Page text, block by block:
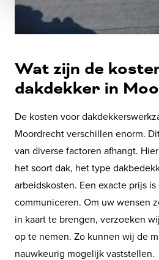
Wat zijn de
dakdekker in
De kosten voor
Moordrecht verschillen enorm.
van diverse factoren afhangt.
het soort dak, het type
arbeidskosten. Een exacte prijs
communiceren. Om uw wensen
in kaart te brengen, verzoeken
op te nemen. Zo kunnen wij de
nauwkeurig mogelijk vaststellen.